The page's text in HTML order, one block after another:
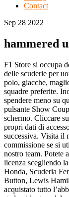
Contact
Sep 28 2022
hammered
F1 Store si occupa
delle scuderie per
polo, giacche,
squadre preferite.
spendere meno su
pulsante Show
schermo. Cliccare
propri dati di
successiva. Visita il
commissione se si
nostro team. Potete
licenza scegliendo
Honda, Scuderia
Button, Lewis
acquistato tutto